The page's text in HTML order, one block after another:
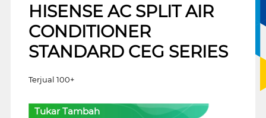
HISENSE AC SPLIT AIR
CONDITIONER
STANDARD CEG SERIES
Terjual 100+
Tukar Tambah